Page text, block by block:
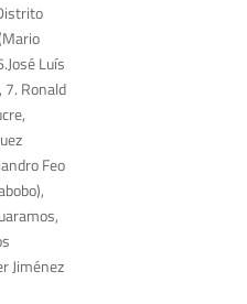
Luís
Ronald
Feo
Jiménez